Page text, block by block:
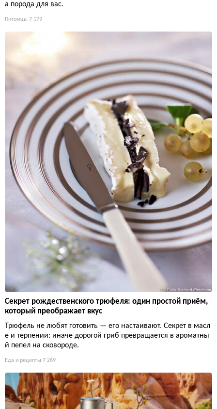
а порода для вас.
Питомцы 7 179
Секрет рождественского трюфеля: один простой приём,
который преображает вкус
Трюфель не любят готовить — его настаивают. Секрет в масл
е и терпении: иначе дорогой гриб превращается в ароматны
й пепел на сковороде.
Еда и рецепты 7 269